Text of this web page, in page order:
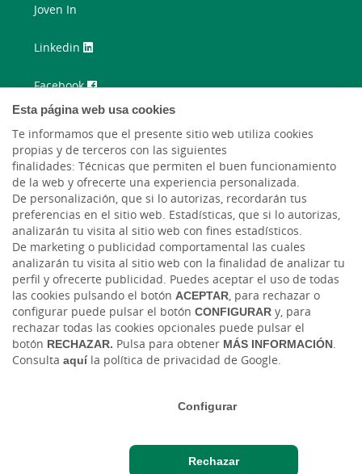
Esta página web usa cookies
Te informamos que el presente sitio web utiliza cookies
propias y de terceros con las siguientes
finalidades: Técnicas que permiten el buen funcionamiento
de la web y ofrecerte una experiencia personalizada.
De personalización, que si lo autorizas, recordarán tus
preferencias en el sitio web. Estadísticas, que si lo autorizas,
analizarán tu visita al sitio web con fines estadísticos.
De marketing o publicidad comportamental las cuales
analizarán tu visita al sitio web con la finalidad de analizar tu
perfil y ofrecerte publicidad. Puedes aceptar el uso de todas
las cookies pulsando el botón ACEPTAR, para rechazar o
configurar puede pulsar el botón CONFIGURAR y, para
rechazar todas las cookies opcionales puede pulsar el
botón RECHAZAR. Pulsa para obtener MÁS INFORMACIÓN.
Consulta aquíla política de privacidad de Google.
Configurar
Rechazar
Joven In
Linkedin
Facebook
Instagram
Youtube
Tablón de anuncios Tipos de cambio Aviso legal
Política de cookies
Protección de datos